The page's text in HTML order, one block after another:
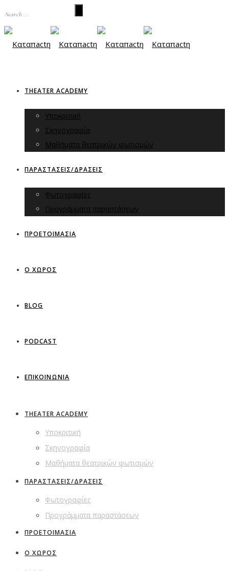
THEATER ACADEMY
Υποκριτική
Σκηνογραφία
Μαθήματα θεατρικών φωτισμών
ΠΑΡΑΣΤΑΣΕΙΣ/ΔΡΑΣΕΙΣ
Φωτογραφίες
Προγράμματα παραστάσεων
ΠΡΟΕΤΟΙΜΑΣΙΑ
Ο ΧΩΡΟΣ
BLOG
PODCAST
ΕΠΙΚΟΙΝΩΝΙΑ
THEATER ACADEMY
Υποκριτική
Σκηνογραφία
Μαθήματα θεατρικών φωτισμών
ΠΑΡΑΣΤΑΣΕΙΣ/ΔΡΑΣΕΙΣ
Φωτογραφίες
Προγράμματα παραστάσεων
ΠΡΟΕΤΟΙΜΑΣΙΑ
Ο ΧΩΡΟΣ